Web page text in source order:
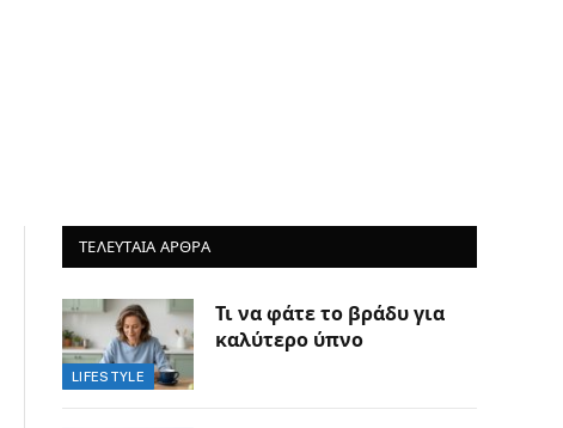
ΤΕΛΕΥΤΑΙΑ ΑΡΘΡΑ
LIFESTYLE
Τι να φάτε το βράδυ για
καλύτερο ύπνο